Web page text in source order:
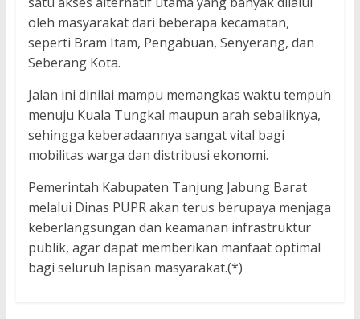
oleh masyarakat dari beberapa kecamatan,
seperti Bram Itam, Pengabuan, Senyerang, dan
Seberang Kota.
Jalan ini dinilai mampu memangkas waktu tempuh
menuju Kuala Tungkal maupun arah sebaliknya,
sehingga keberadaannya sangat vital bagi
mobilitas warga dan distribusi ekonomi.
Pemerintah Kabupaten Tanjung Jabung Barat
melalui Dinas PUPR akan terus berupaya menjaga
keberlangsungan dan keamanan infrastruktur
publik, agar dapat memberikan manfaat optimal
bagi seluruh lapisan masyarakat.(*)